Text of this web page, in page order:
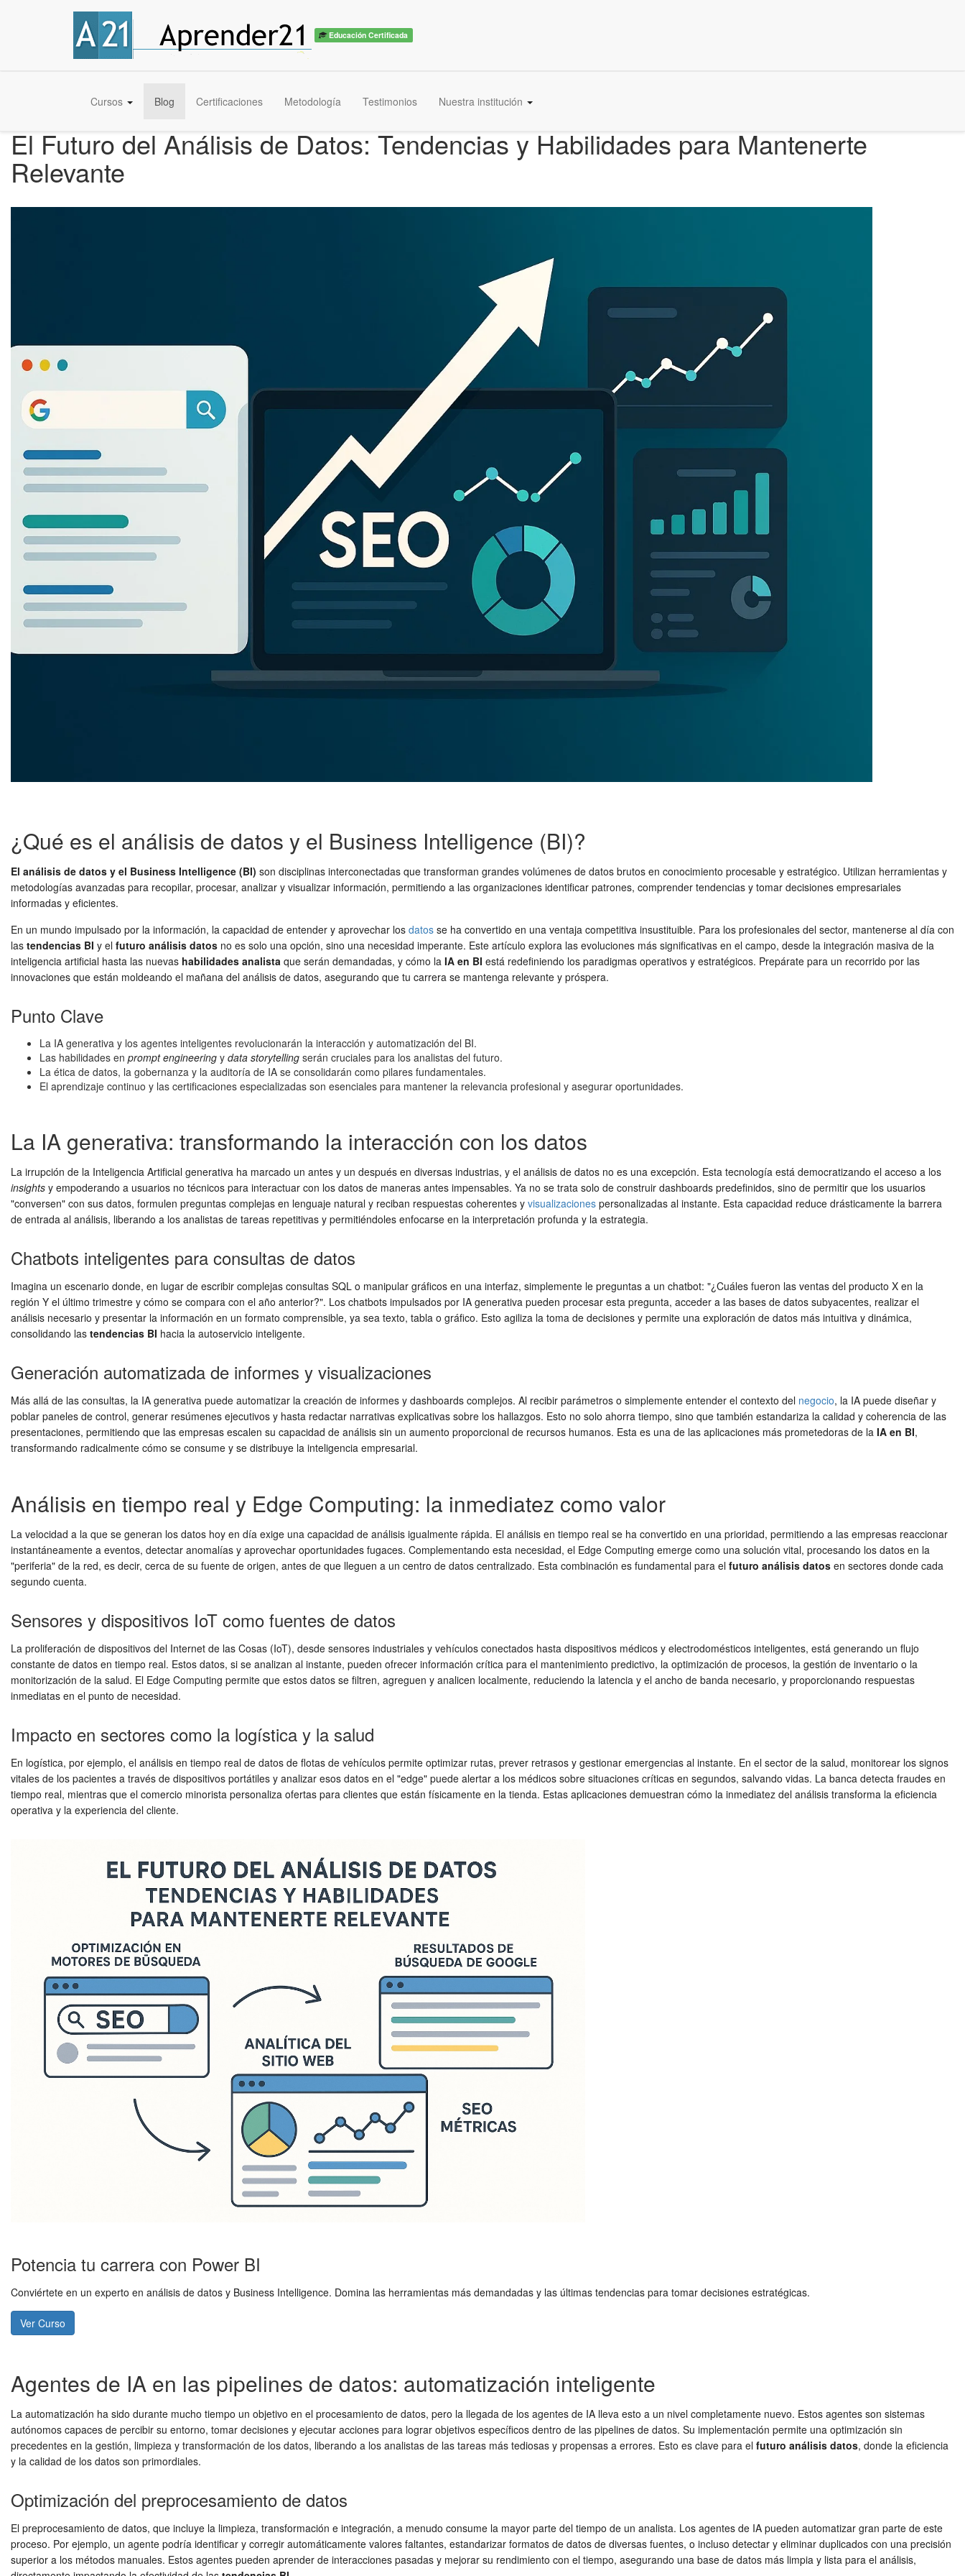
Educación Certificada
Cursos Blog Certificaciones Metodología Testimonios Nuestra institución
El Futuro del Análisis de Datos: Tendencias y Habilidades para Mantenerte
Relevante
¿Qué es el análisis de datos y el Business Intelligence (BI)?
El análisis de datos y el Business Intelligence (BI) son disciplinas interconectadas que transforman grandes volúmenes de datos brutos en conocimiento procesable y estratégico. Utilizan herramientas y
metodologías avanzadas para recopilar, procesar, analizar y visualizar información, permitiendo a las organizaciones identificar patrones, comprender tendencias y tomar decisiones empresariales
informadas y eficientes.
En un mundo impulsado por la información, la capacidad de entender y aprovechar los datos se ha convertido en una ventaja competitiva insustituible. Para los profesionales del sector, mantenerse al día con
las tendencias BI y el futuro análisis datos no es solo una opción, sino una necesidad imperante. Este artículo explora las evoluciones más significativas en el campo, desde la integración masiva de la
inteligencia artificial hasta las nuevas habilidades analista que serán demandadas, y cómo la IA en BI está redefiniendo los paradigmas operativos y estratégicos. Prepárate para un recorrido por las
innovaciones que están moldeando el mañana del análisis de datos, asegurando que tu carrera se mantenga relevante y próspera.
Punto Clave
La IA generativa y los agentes inteligentes revolucionarán la interacción y automatización del BI.
Las habilidades en prompt engineering y data storytelling serán cruciales para los analistas del futuro.
La ética de datos, la gobernanza y la auditoría de IA se consolidarán como pilares fundamentales.
El aprendizaje continuo y las certificaciones especializadas son esenciales para mantener la relevancia profesional y asegurar oportunidades.
La IA generativa: transformando la interacción con los datos
La irrupción de la Inteligencia Artificial generativa ha marcado un antes y un después en diversas industrias, y el análisis de datos no es una excepción. Esta tecnología está democratizando el acceso a los
insights y empoderando a usuarios no técnicos para interactuar con los datos de maneras antes impensables. Ya no se trata solo de construir dashboards predefinidos, sino de permitir que los usuarios
"conversen" con sus datos, formulen preguntas complejas en lenguaje natural y reciban respuestas coherentes y visualizaciones personalizadas al instante. Esta capacidad reduce drásticamente la barrera
de entrada al análisis, liberando a los analistas de tareas repetitivas y permitiéndoles enfocarse en la interpretación profunda y la estrategia.
Chatbots inteligentes para consultas de datos
Imagina un escenario donde, en lugar de escribir complejas consultas SQL o manipular gráficos en una interfaz, simplemente le preguntas a un chatbot: "¿Cuáles fueron las ventas del producto X en la
región Y el último trimestre y cómo se compara con el año anterior?". Los chatbots impulsados por IA generativa pueden procesar esta pregunta, acceder a las bases de datos subyacentes, realizar el
análisis necesario y presentar la información en un formato comprensible, ya sea texto, tabla o gráfico. Esto agiliza la toma de decisiones y permite una exploración de datos más intuitiva y dinámica,
consolidando las tendencias BI hacia la autoservicio inteligente.
Generación automatizada de informes y visualizaciones
Más allá de las consultas, la IA generativa puede automatizar la creación de informes y dashboards complejos. Al recibir parámetros o simplemente entender el contexto del negocio, la IA puede diseñar y
poblar paneles de control, generar resúmenes ejecutivos y hasta redactar narrativas explicativas sobre los hallazgos. Esto no solo ahorra tiempo, sino que también estandariza la calidad y coherencia de las
presentaciones, permitiendo que las empresas escalen su capacidad de análisis sin un aumento proporcional de recursos humanos. Esta es una de las aplicaciones más prometedoras de la IA en BI,
transformando radicalmente cómo se consume y se distribuye la inteligencia empresarial.
Análisis en tiempo real y Edge Computing: la inmediatez como valor
La velocidad a la que se generan los datos hoy en día exige una capacidad de análisis igualmente rápida. El análisis en tiempo real se ha convertido en una prioridad, permitiendo a las empresas reaccionar
instantáneamente a eventos, detectar anomalías y aprovechar oportunidades fugaces. Complementando esta necesidad, el Edge Computing emerge como una solución vital, procesando los datos en la
"periferia" de la red, es decir, cerca de su fuente de origen, antes de que lleguen a un centro de datos centralizado. Esta combinación es fundamental para el futuro análisis datos en sectores donde cada
segundo cuenta.
Sensores y dispositivos IoT como fuentes de datos
La proliferación de dispositivos del Internet de las Cosas (IoT), desde sensores industriales y vehículos conectados hasta dispositivos médicos y electrodomésticos inteligentes, está generando un flujo
constante de datos en tiempo real. Estos datos, si se analizan al instante, pueden ofrecer información crítica para el mantenimiento predictivo, la optimización de procesos, la gestión de inventario o la
monitorización de la salud. El Edge Computing permite que estos datos se filtren, agreguen y analicen localmente, reduciendo la latencia y el ancho de banda necesario, y proporcionando respuestas
inmediatas en el punto de necesidad.
Impacto en sectores como la logística y la salud
En logística, por ejemplo, el análisis en tiempo real de datos de flotas de vehículos permite optimizar rutas, prever retrasos y gestionar emergencias al instante. En el sector de la salud, monitorear los signos
vitales de los pacientes a través de dispositivos portátiles y analizar esos datos en el "edge" puede alertar a los médicos sobre situaciones críticas en segundos, salvando vidas. La banca detecta fraudes en
tiempo real, mientras que el comercio minorista personaliza ofertas para clientes que están físicamente en la tienda. Estas aplicaciones demuestran cómo la inmediatez del análisis transforma la eficiencia
operativa y la experiencia del cliente.
Potencia tu carrera con Power BI
Conviértete en un experto en análisis de datos y Business Intelligence. Domina las herramientas más demandadas y las últimas tendencias para tomar decisiones estratégicas.
Ver Curso
Agentes de IA en las pipelines de datos: automatización inteligente
La automatización ha sido durante mucho tiempo un objetivo en el procesamiento de datos, pero la llegada de los agentes de IA lleva esto a un nivel completamente nuevo. Estos agentes son sistemas
autónomos capaces de percibir su entorno, tomar decisiones y ejecutar acciones para lograr objetivos específicos dentro de las pipelines de datos. Su implementación permite una optimización sin
precedentes en la gestión, limpieza y transformación de los datos, liberando a los analistas de las tareas más tediosas y propensas a errores. Esto es clave para el futuro análisis datos, donde la eficiencia
y la calidad de los datos son primordiales.
Optimización del preprocesamiento de datos
El preprocesamiento de datos, que incluye la limpieza, transformación e integración, a menudo consume la mayor parte del tiempo de un analista. Los agentes de IA pueden automatizar gran parte de este
proceso. Por ejemplo, un agente podría identificar y corregir automáticamente valores faltantes, estandarizar formatos de datos de diversas fuentes, o incluso detectar y eliminar duplicados con una precisión
superior a los métodos manuales. Estos agentes pueden aprender de interacciones pasadas y mejorar su rendimiento con el tiempo, asegurando una base de datos más limpia y lista para el análisis,